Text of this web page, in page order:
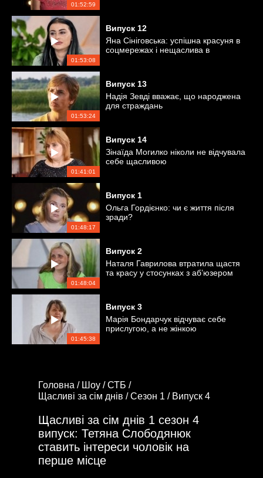
01:52:59
01:53:08
Випуск 12
Яна Сініговська: успішна красуня в
соцмережах і нещаслива в
01:53:24
Випуск 13
Надія Зевді вважає, що народжена
для страждань
01:41:01
Випуск 14
Зінаїда Могилко ніколи не відчувала
себе щасливою
01:48:17
Випуск 1
Ольга Гордієнко: чи є життя після
зради?
01:48:04
Випуск 2
Наталя Гаврилова втратила щастя
та красу у стосунках з аб’юзером
01:45:38
Випуск 3
Марія Бондарчук відчуває себе
прислугою, а не жінкою
Головна / Шоу /СТБ /
Щасливі за сім днів /Сезон 1 / Випуск 4
Щасливі за сім днів 1 сезон 4
випуск: Тетяна Слободянюк
ставить інтереси чоловік на
перше місце